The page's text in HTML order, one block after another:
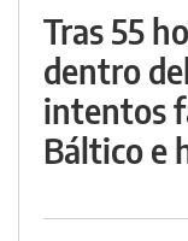
Tras 55
dentro
intentos
Báltico e